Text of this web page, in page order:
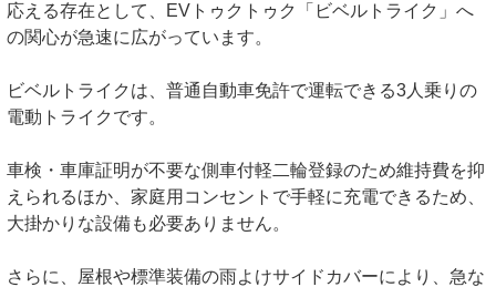
応える存在として、EVトゥクトゥク「ビベルトライク」へ
の関心が急速に広がっています。
ビベルトライクは、普通自動車免許で運転できる3人乗りの
電動トライクです。
車検・車庫証明が不要な側車付軽二輪登録のため維持費を抑
えられるほか、家庭用コンセントで手軽に充電できるため、
大掛かりな設備も必要ありません。
さらに、屋根や標準装備の雨よけサイドカバーにより、急な